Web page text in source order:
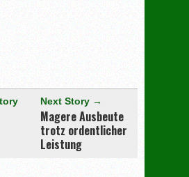
Next Story →
Magere Ausbeute
trotz ordentlicher
Leistung